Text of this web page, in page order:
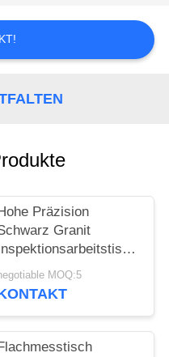
Hohe Präzision
Granit
Inspektionsarbeitstisch
00 KlasseMOQ:5
Flachmesstisch